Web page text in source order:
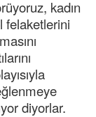
kadın
felaketlerini
diyorlar.